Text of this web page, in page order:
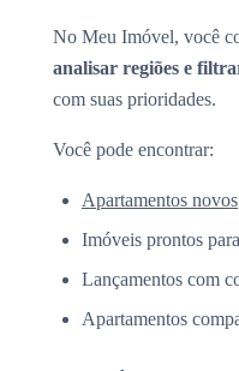
No Meu Imóvel, você
analisar regiões e
com suas prioridades.
Você pode encontrar:
Apartamentos novos
Imóveis prontos
Lançamentos com
Apartamentos